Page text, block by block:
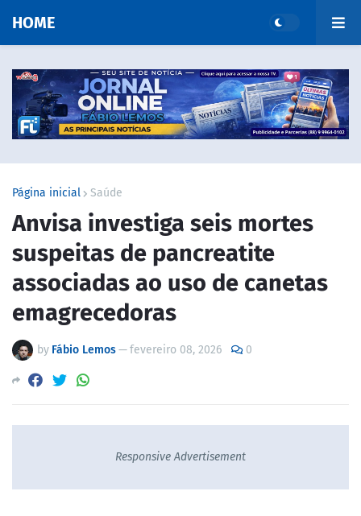
HOME
Página inicial Saúde
Anvisa investiga seis mortes
suspeitas de pancreatite
associadas ao uso de canetas
emagrecedoras
by Fábio Lemos—fevereiro 08, 2026 0
Responsive Advertisement